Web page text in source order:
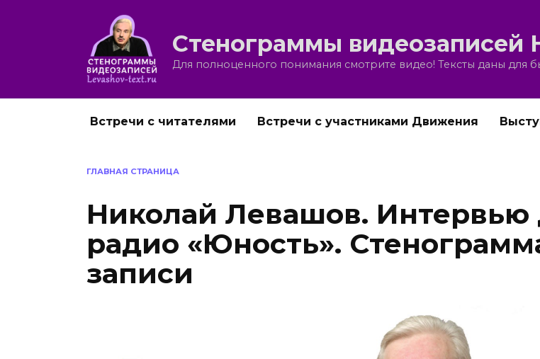
Стенограммы видеозаписей
Для полноценного понимания смотрите видео! Тексты даны для
Встречи с читателями Встречи с участниками Движения
ГЛАВНАЯ СТРАНИЦА
Николай Левашов. Интервью
радио «Юность».
записи